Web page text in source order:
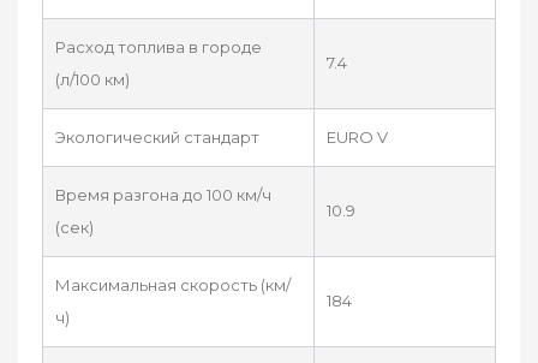
Расход топлива в городе
(л/100 км)
7.4
Экологический стандарт EURO V
Время разгона до 100 км/ч
(сек)
10.9
Максимальная скорость (км/
ч)
184